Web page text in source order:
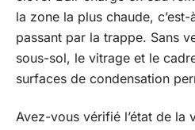
la zone la plus chaude,
passant par la trappe. Sans
sous-sol, le vitrage et le
surfaces de condensation
Avez-vous vérifié l’état de la